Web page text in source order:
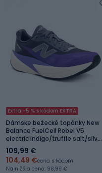
Extra -5 % s kódom EXTRA
Dámske bežecké topánky New
Balance FuelCell Rebel V5
electric indigo/truffle salt/silver
metallic
109,99 €
104,49 €cena s kódom
Najnižšia cena: 98,99 €